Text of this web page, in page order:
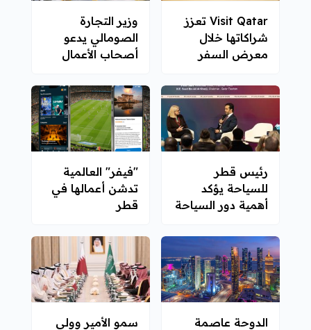
Visit Qatar تعزز
شراكاتها خلال
معرض السفر
2026
وزير التجارة
الصومالي يدعو
أصحاب الأعمال
للاستثمار في بلاده
رئيس قطر
للسياحة يؤكد
أهمية دور السياحة
العالمي
"فيفر" العالمية
تدشن أعمالها في
قطر
الدوحة عاصمة
سمو الأمير وولي